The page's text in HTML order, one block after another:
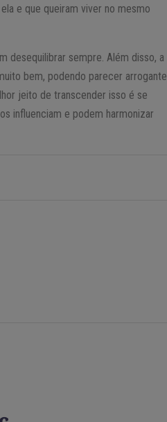
e que queiram viver no mesmo
desequilibrar sempre. Além disso, a
bem, podendo parecer arrogante
jeito de transcender isso é se
influenciam e podem harmonizar